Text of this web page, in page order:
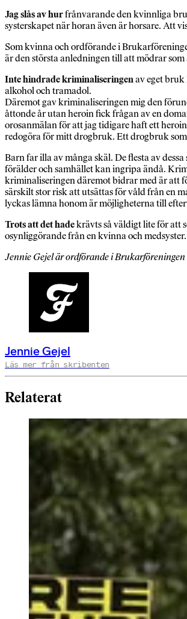
Jag slås av hurfrånvarande den kvinnliga
systerskapet när horan även är horsare. Att
Som kvinna och ordförande i
är den största anledningen till att mödrar
Inte hindrade kriminaliseringenav eget
alkohol och tramadol.
Däremot gav kriminaliseringen mig den
åttonde år utan heroin fick frågan av en
orosanmälan för att jag tidigare haft ett
redogöra för mitt drogbruk. Ett drogbruk
Barn far illa av många skäl. De flesta av
förälder och samhället kan ingripa ändå.
kriminaliseringen däremot bidrar med är att
särskilt stor risk att utsättas för våld från en
lyckas lämna honom är möjligheterna till
Trots att det hadekrävts så väldigt lite för att
osynliggörande från en kvinna och medsyster.
Jennie Gejel är ordförande i
Jennie Gejel
Läs mer från skribenten
Relaterat